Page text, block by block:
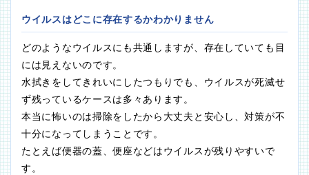
ウイルスはどこに存在するかわかりません
どのようなウイルスにも共通しますが、存在していても目
には見えないのです。
水拭きをしてきれいにしたつもりでも、ウイルスが死滅せ
ず残っているケースは多々あります。
本当に怖いのは掃除をしたから大丈夫と安心し、対策が不
十分になってしまうことです。
たとえば便器の蓋、便座などはウイルスが残りやすいで
す。